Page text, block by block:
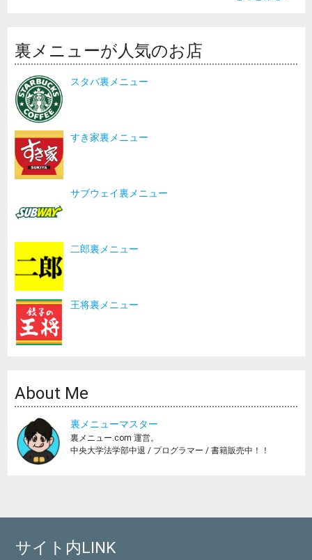
裏メニューが人気のお店
スタバ裏メニュー
すき家裏メニュー
サブウェイ裏メニュー
二郎裏メニュー
王将裏メニュー
About Me
裏メニューマスター
裏メニュー.com 運営。
中央大学法学部中退 / プログラマー / 書籍販売中！！
サイト内LINK